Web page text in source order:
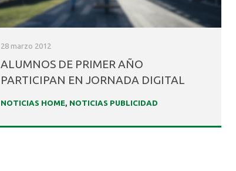
28 marzo 2012
ALUMNOS DE PRIMER AÑO
PARTICIPAN EN JORNADA DIGITAL
NOTICIAS HOME, NOTICIAS PUBLICIDAD